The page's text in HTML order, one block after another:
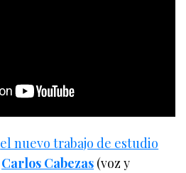
el nuevo trabajo de estudio
Carlos Cabezas (voz y